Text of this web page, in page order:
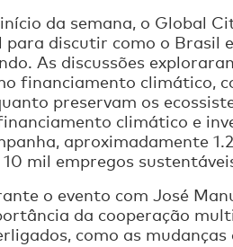
da semana, o Global
para discutir como o Brasil
As discussões
financiamento climático,
preservam os
climático e
aproximadamente
mil empregos
o evento com José
da cooperação
como as